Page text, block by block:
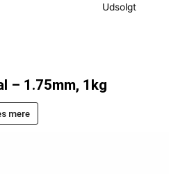
Udsolgt
– 1.75mm, 1kg
mere